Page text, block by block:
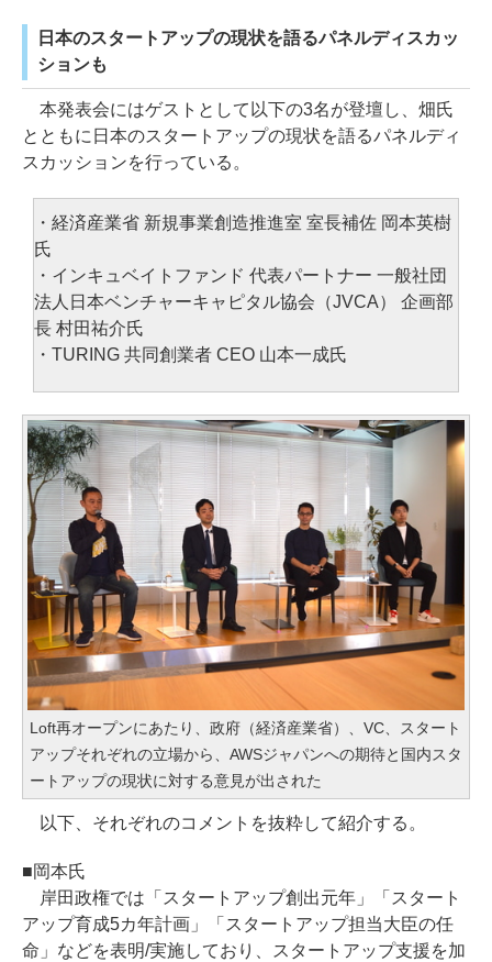
日本のスタートアップの現状を語るパネルディスカッ
ションも
本発表会にはゲストとして以下の3名が登壇し、畑氏
とともに日本のスタートアップの現状を語るパネルディ
スカッションを行っている。
・経済産業省 新規事業創造推進室 室長補佐 岡本英樹
氏
・インキュベイトファンド 代表パートナー 一般社団
法人日本ベンチャーキャピタル協会（JVCA） 企画部
長 村田祐介氏
・TURING 共同創業者 CEO 山本一成氏
Loft再オープンにあたり、政府（経済産業省）、VC、スタート
アップそれぞれの立場から、AWSジャパンへの期待と国内スタ
ートアップの現状に対する意見が出された
以下、それぞれのコメントを抜粋して紹介する。
■岡本氏
岸田政権では「スタートアップ創出元年」「スタート
アップ育成5カ年計画」「スタートアップ担当大臣の任
命」などを表明/実施しており、スタートアップ支援を加